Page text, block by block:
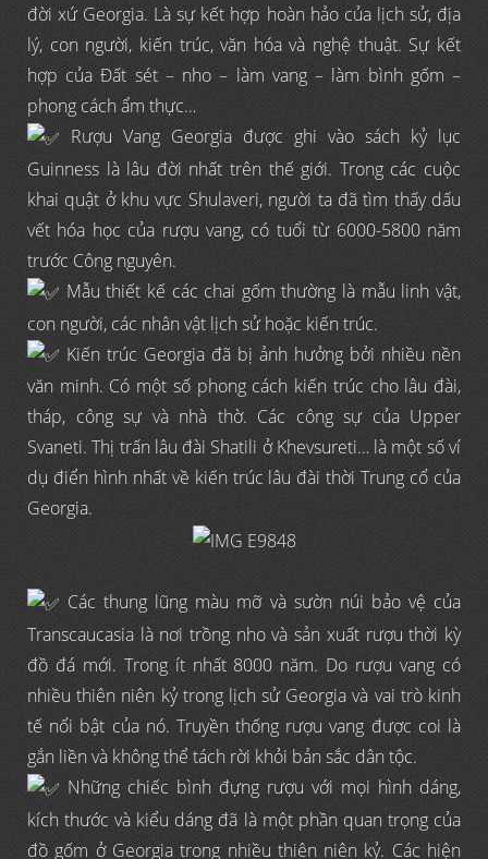
đời xứ Georgia. Là sự kết hợp hoàn hảo của lịch sử, địa
lý, con người, kiến trúc, văn hóa và nghệ thuật. Sự kết
hợp của Đất sét – nho – làm vang – làm bình gốm –
phong cách ẩm thực…
Rượu Vang Georgia được ghi vào sách kỷ lục
Guinness là lâu đời nhất trên thế giới. Trong các cuộc
khai quật ở khu vực Shulaveri, người ta đã tìm thấy dấu
vết hóa học của rượu vang, có tuổi từ 6000-5800 năm
trước Công nguyên.
Mẫu thiết kế các chai gốm thường là mẫu linh vật,
con người, các nhân vật lịch sử hoặc kiến trúc.
Kiến trúc Georgia đã bị ảnh hưởng bởi nhiều nền
văn minh. Có một số phong cách kiến trúc cho lâu đài,
tháp, công sự và nhà thờ. Các công sự của Upper
Svaneti. Thị trấn lâu đài Shatili ở Khevsureti… là một số ví
dụ điển hình nhất về kiến trúc lâu đài thời Trung cổ của
Georgia.
Các thung lũng màu mỡ và sườn núi bảo vệ của
Transcaucasia là nơi trồng nho và sản xuất rượu thời kỳ
đồ đá mới. Trong ít nhất 8000 năm. Do rượu vang có
nhiều thiên niên kỷ trong lịch sử Georgia và vai trò kinh
tế nổi bật của nó. Truyền thống rượu vang được coi là
gắn liền và không thể tách rời khỏi bản sắc dân tộc.
Những chiếc bình đựng rượu với mọi hình dáng,
kích thước và kiểu dáng đã là một phần quan trọng của
đồ gốm ở Georgia trong nhiều thiên niên kỷ. Các hiện